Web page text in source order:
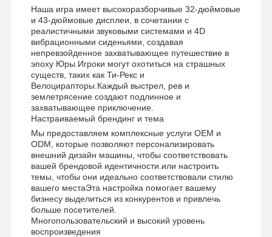
Главная
Страница
Продукция Ролики О Компании
Наша игра имеет высокоразборчивые 32-дюймовые
и 43-дюймовые дисплеи, в сочетании с
реалистичными звуковыми системами и 4D
вибрационными сиденьями, создавая
непревзойденное захватывающее путешествие в
эпоху Юры.Игроки могут охотиться на страшных
существ, таких как Ти-Рекс и
Велоцирапторы.Каждый выстрел, рев и
землетрясение создают подлинное и
захватывающее приключение.
Настраиваемый брендинг и тема
Мы предоставляем комплексные услуги OEM и
ODM, которые позволяют персонализировать
внешний дизайн машины, чтобы соответствовать
вашей брендовой идентичности.или настроить
темы, чтобы они идеально соответствовали стилю
вашего местаЭта настройка помогает вашему
бизнесу выделиться из конкурентов и привлечь
больше посетителей.
Многопользовательский и высокий уровень
воспроизведения